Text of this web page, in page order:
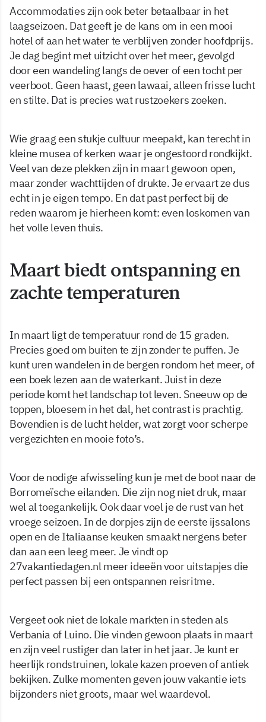
Accommodaties zijn ook beter betaalbaar in het
laagseizoen. Dat geeft je de kans om in een mooi
hotel of aan het water te verblijven zonder hoofdprijs.
Je dag begint met uitzicht over het meer, gevolgd
door een wandeling langs de oever of een tocht per
veerboot. Geen haast, geen lawaai, alleen frisse lucht
en stilte. Dat is precies wat rustzoekers zoeken.
Wie graag een stukje cultuur meepakt, kan terecht in
kleine musea of kerken waar je ongestoord rondkijkt.
Veel van deze plekken zijn in maart gewoon open,
maar zonder wachttijden of drukte. Je ervaart ze dus
echt in je eigen tempo. En dat past perfect bij de
reden waarom je hierheen komt: even loskomen van
het volle leven thuis.
Maart biedt ontspanning en
zachte temperaturen
In maart ligt de temperatuur rond de 15 graden.
Precies goed om buiten te zijn zonder te puffen. Je
kunt uren wandelen in de bergen rondom het meer, of
een boek lezen aan de waterkant. Juist in deze
periode komt het landschap tot leven. Sneeuw op de
toppen, bloesem in het dal, het contrast is prachtig.
Bovendien is de lucht helder, wat zorgt voor scherpe
vergezichten en mooie foto’s.
Voor de nodige afwisseling kun je met de boot naar de
Borromeïsche eilanden. Die zijn nog niet druk, maar
wel al toegankelijk. Ook daar voel je de rust van het
vroege seizoen. In de dorpjes zijn de eerste ijssalons
open en de Italiaanse keuken smaakt nergens beter
dan aan een leeg meer. Je vindt op
27vakantiedagen.nl meer ideeën voor uitstapjes die
perfect passen bij een ontspannen reisritme.
Vergeet ook niet de lokale markten in steden als
Verbania of Luino. Die vinden gewoon plaats in maart
en zijn veel rustiger dan later in het jaar. Je kunt er
heerlijk rondstruinen, lokale kazen proeven of antiek
bekijken. Zulke momenten geven jouw vakantie iets
bijzonders niet groots, maar wel waardevol.